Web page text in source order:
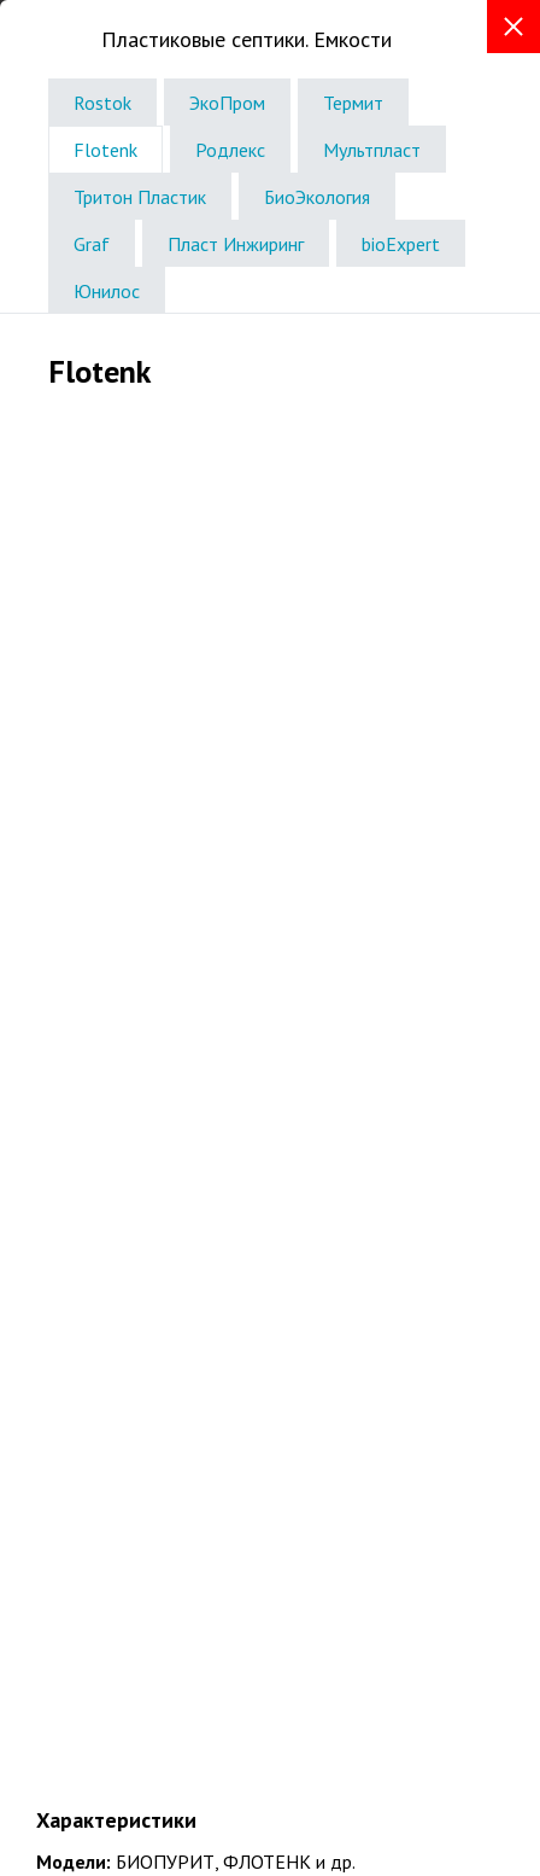
Звоните без выходных
+7 (8352) 23-84-11
Пластиковые септики. Емкости
Rostok ЭкоПром
Термит
Flotenk
Родлекс
Мультпласт
Тритон Пластик
БиоЭкология
Graf
Пласт Инжиринг
bioExpert
Юнилос
Flotenk
Характеристики
Модели: БИОПУРИТ, ФЛОТЕНК и др.